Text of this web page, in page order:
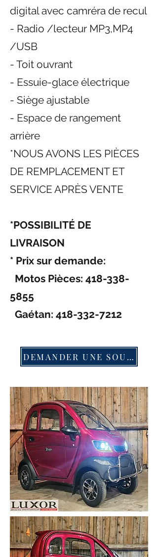
digital avec camréra de recul
- Radio /lecteur MP3,MP4
/USB
- Toit ouvrant
- Essuie-glace électrique
- Siège ajustable
- Espace de rangement
arrière
*NOUS AVONS LES PIÈCES
DE REMPLACEMENT ET
SERVICE APRÈS VENTE
*POSSIBILITÉ DE
LIVRAISON
* Prix sur demande:
Motos Pièces: 418-338-
5855
Gaétan: 418-332-7212
DEMANDER UNE SOUMISSION